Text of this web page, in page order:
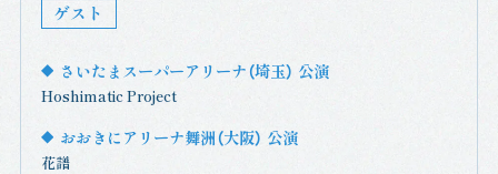
ゲスト
さいたまスーパーアリーナ（埼玉） 公演
Hoshimatic Project
おおきにアリーナ舞洲（大阪） 公演
花譜